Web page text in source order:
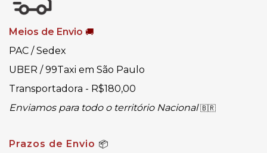
Meios de Envio 🚚
PAC / Sedex
UBER / 99Taxi em São Paulo
Transportadora - R$180,00
Enviamos para todo o território Nacional🇧🇷
Prazos de Envio 📦